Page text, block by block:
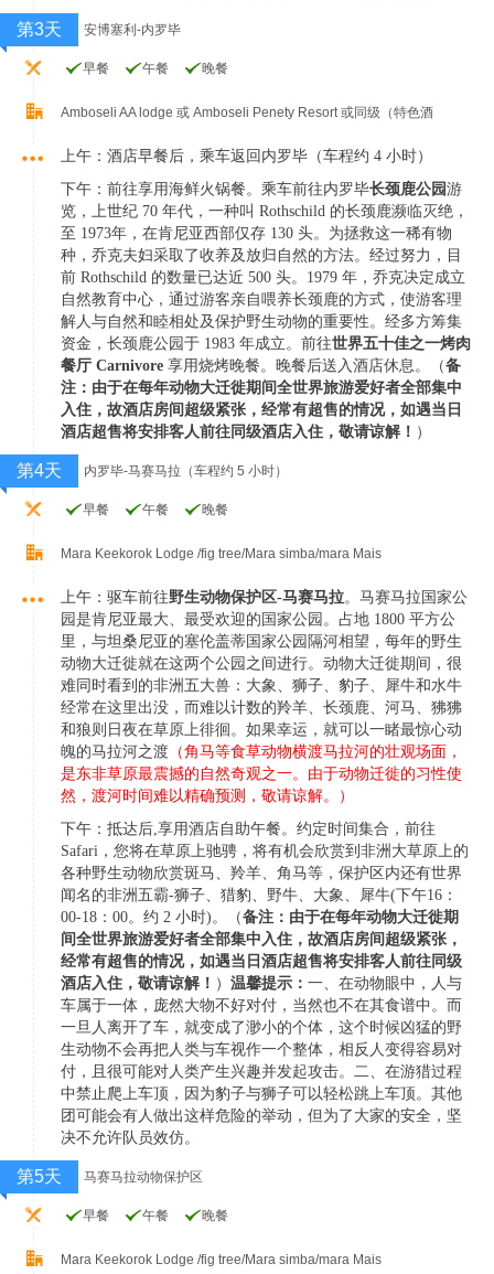
第3天 安博塞利-内罗毕
早餐 午餐 晚餐
Amboseli AA lodge 或 Amboseli Penety Resort 或同级（特色酒
上午：酒店早餐后，乘车返回内罗毕（车程约 4 小时）
下午：前往享用海鲜火锅餐。 乘车前往内罗毕长颈鹿公园游
览，上世纪 70 年代，一种叫 Rothschild 的长颈鹿濒临灭绝，
至 1973年，在肯尼亚西部仅存 130 头。为拯救这一稀有物
种，乔克夫妇采取了收养及放归自然的方法。经过努力，目
前 Rothschild 的数量已达近 500 头。1979 年，乔克决定成立
自然教育中心，通过游客亲自喂养长颈鹿的方式，使游客理
解人与自然和睦相处及保护野生动物的重要性。经多方筹集
资金，长颈鹿公园于 1983 年成立。 前往世界五十佳之一烤肉
餐厅 Carnivore 享用烧烤晚餐。 晚餐后送入酒店休息。（备
注：由于在每年动物大迁徙期间全世界旅游爱好者全部集中
入住，故酒店房间 超级紧张，经常有超售的情况，如遇当日
酒店超售将安排客人前往同级酒店入住，敬请谅解！ ）
第4天 内罗毕-马赛马拉（车程约 5 小时）
早餐 午餐 晚餐
Mara Keekorok Lodge /fig tree/Mara simba/mara Mais
上午：驱车前往野生动物保护区-马赛马拉。马赛马拉国家公
园是肯尼亚最大、最受欢迎的国家公园。占地 1800 平方公
里，与坦桑尼亚的塞伦盖蒂国家公园隔河相望，每年的野生
动物大迁徙就在这两个公园之间进行。动物大迁徙期间，很
难同时看到的非洲五大兽：大象、狮子、豹子、犀牛和水牛
经常在这里出没，而难以计数的羚羊、长颈鹿、河马、狒狒
和狼则日夜在草原上徘徊。如果幸运，就可以一睹最惊心动
魄的马拉河之渡 （角马等食草动物横渡马拉河的壮观场面，
是东非草原最震撼的 自然奇观之一。由于动物迁徙的习性使
然，渡河时间难以精确预测，敬请谅解。）
下午：抵达后,享用酒店自助午餐。 约定时间集合，前往
Safari，您将在草原上驰骋，将有机会欣赏到非洲大草原上的
各种野生动物欣赏斑马、羚羊、角马等，保护区内还有世界
闻名的非洲五霸-狮子、猎豹、野牛、大象、犀牛(下午16：
00-18：00。约 2 小时)。（备注：由于在每年动物大迁徙期
间全世界旅游爱好者全部集中入住，故酒店房间超级紧张，
经常有超售的情况，如遇当日酒店超售将安排客人前往同级
酒店入住， 敬请谅解！ ） 温馨提示： 一、在动物眼中，人与
车属于一体，庞然大物不好对付，当然也不在其食谱中。而
一旦人离开了车，就变成了渺小的个体，这个时候凶猛的野
生动物不会再把人类与车视作一个整体，相反人变得容易对
付，且很可能对人类产生兴趣并发起攻击。 二、在游猎过程
中禁止爬上车顶，因为豹子与狮子可以轻松跳上车顶。其他
团可能会有人做出这样危险的举动，但为了大家的安全，坚
决不允许队员效仿。
第5天 马赛马拉动物保护区
早餐 午餐 晚餐
Mara Keekorok Lodge /fig tree/Mara simba/mara Mais